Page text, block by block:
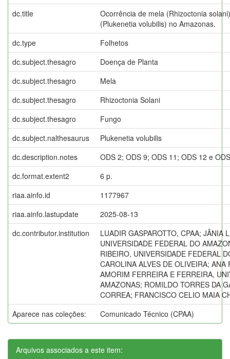
dc.title
Ocorrência de mela (Rhizoctonia
(Plukenetia volubilis) no Amazonas.
dc.type
Folhetos
dc.subject.thesagro
Doença de Planta
dc.subject.thesagro
Mela
dc.subject.thesagro
Rhizoctonia Solani
dc.subject.thesagro
Fungo
dc.subject.nalthesaurus
Plukenetia volubilis
dc.description.notes
ODS 2; ODS 9; ODS 11; ODS 12 e
dc.format.extent2
6 p.
riaa.ainfo.id
1177967
riaa.ainfo.lastupdate
2025-08-13
dc.contributor.institution
LUADIR GASPAROTTO, CPAA; JÂNIA
UNIVERSIDADE FEDERAL DO
RIBEIRO, UNIVERSIDADE FEDERAL
CAROLINA ALVES DE OLIVEIRA; ANA
AMORIM FERREIRA E FERREIRA,
AMAZONAS; ROMILDO TORRES DA
CORREA; FRANCISCO CELIO MAIA
Aparece nas coleções:
Comunicado Técnico (CPAA)
Arquivos associados a este item: